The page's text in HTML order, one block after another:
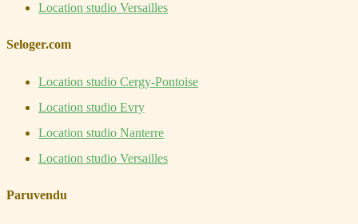
Location studio Versailles
Seloger.com
Location studio Cergy-Pontoise
Location studio Evry
Location studio Nanterre
Location studio Versailles
Paruvendu